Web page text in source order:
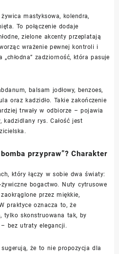
mastyksowa, kolendra,
To połączenie dodaje
zielone akcenty przeplatają
wrażenie pewnej kontroli i
zadziorność, która pasuje
balsam jodłowy, benzoes,
oraz kadzidło. Takie zakończenie
trwały w odbiorze – pojawia
kadzidlany rys. Całość jest
przypraw”? Charakter
który łączy w sobie dwa światy:
bogactwo. Nuty cytrusowe
przez miękkie,
praktyce oznacza to, że
tylko skonstruowana tak, by
bez utraty elegancji.
że to nie propozycja dla